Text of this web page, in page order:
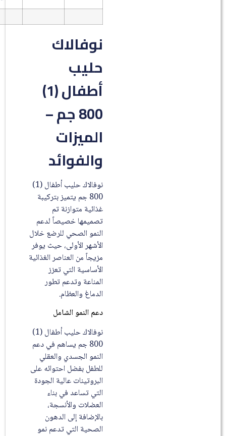
نوفالاك
حليب
أطفال (1)
800 جم –
الميزات
والفوائد
نوفالاك حليب أطفال (1)
800 جم يتميز بتركيبة
غذائية متوازنة تم
تصميمها خصيصاً لدعم
النمو الصحي للرضع خلال
الأشهر الأولى، حيث يوفر
مزيجاً من العناصر الغذائية
الأساسية التي تعزز
المناعة وتدعم تطور
الدماغ والعظام.
دعم النمو الشامل
نوفالاك حليب أطفال (1)
800 جم يساهم في دعم
النمو الجسدي والعقلي
للطفل بفضل احتوائه على
البروتينات عالية الجودة
التي تساعد في بناء
العضلات والأنسجة،
بالإضافة إلى الدهون
الصحية التي تدعم نمو